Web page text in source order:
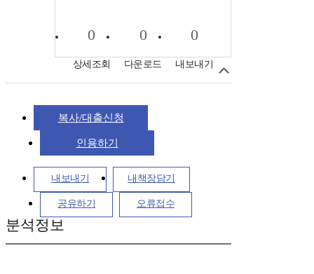
0
상세조회
0
다운로드
0
내보내기
복사/대출신청
인용하기
내보내기 내책장담기
공유하기 오류접수
분석정보